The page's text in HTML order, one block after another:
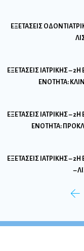
ΕΞΕΤΑΣΕΙΣ
ΕΞΕΤΑΣΕΙΣ ΙΑΤΡΙΚΗΣ –
ΕΝΟΤΗΤΑ:
ΕΞΕΤΑΣΕΙΣ ΙΑΤΡΙΚΗΣ –
ΕΝΟΤΗΤΑ:
ΕΞΕΤΑΣΕΙΣ ΙΑΤΡΙΚΗΣ –
–